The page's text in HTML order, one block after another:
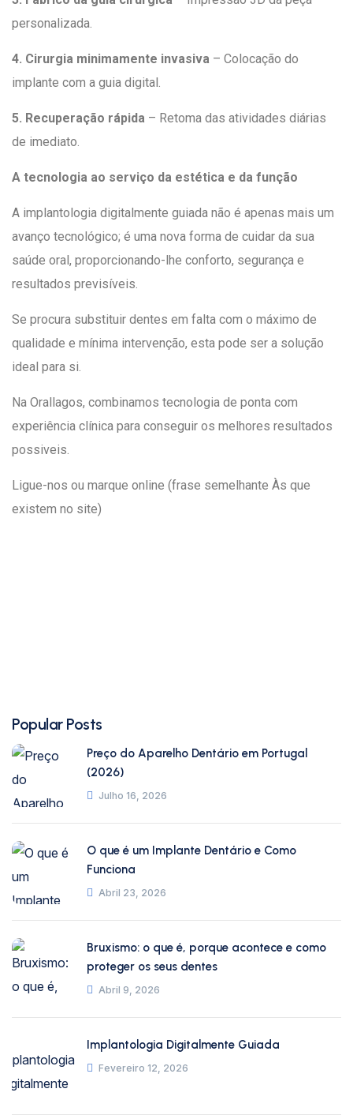
personalizada.
4. Cirurgia minimamente invasiva – Colocação do
implante com a guia digital.
5. Recuperação rápida – Retoma das atividades diárias
de imediato.
A tecnologia ao serviço da estética e da função
A implantologia digitalmente guiada não é apenas mais um
avanço tecnológico; é uma nova forma de cuidar da sua
saúde oral, proporcionando-lhe conforto, segurança e
resultados previsíveis.
Se procura substituir dentes em falta com o máximo de
qualidade e mínima intervenção, esta pode ser a solução
ideal para si.
Na Orallagos, combinamos tecnologia de ponta com
experiência clínica para conseguir os melhores resultados
possiveis.
Ligue-nos ou marque online (frase semelhante Às que
existem no site)
Popular Posts
Preço do Aparelho Dentário em Portugal
(2026)
Julho 16, 2026
O que é um Implante Dentário e Como
Funciona
Abril 23, 2026
Bruxismo: o que é, porque acontece e como
proteger os seus dentes
Abril 9, 2026
Implantologia Digitalmente Guiada
Fevereiro 12, 2026